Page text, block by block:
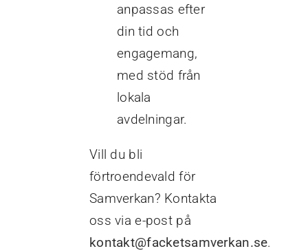
anpassas efter
din tid och
engagemang,
med stöd från
lokala
avdelningar.
Vill du bli
förtroendevald för
Samverkan? Kontakta
oss via e-post på
kontakt@facketsamverkan.se.